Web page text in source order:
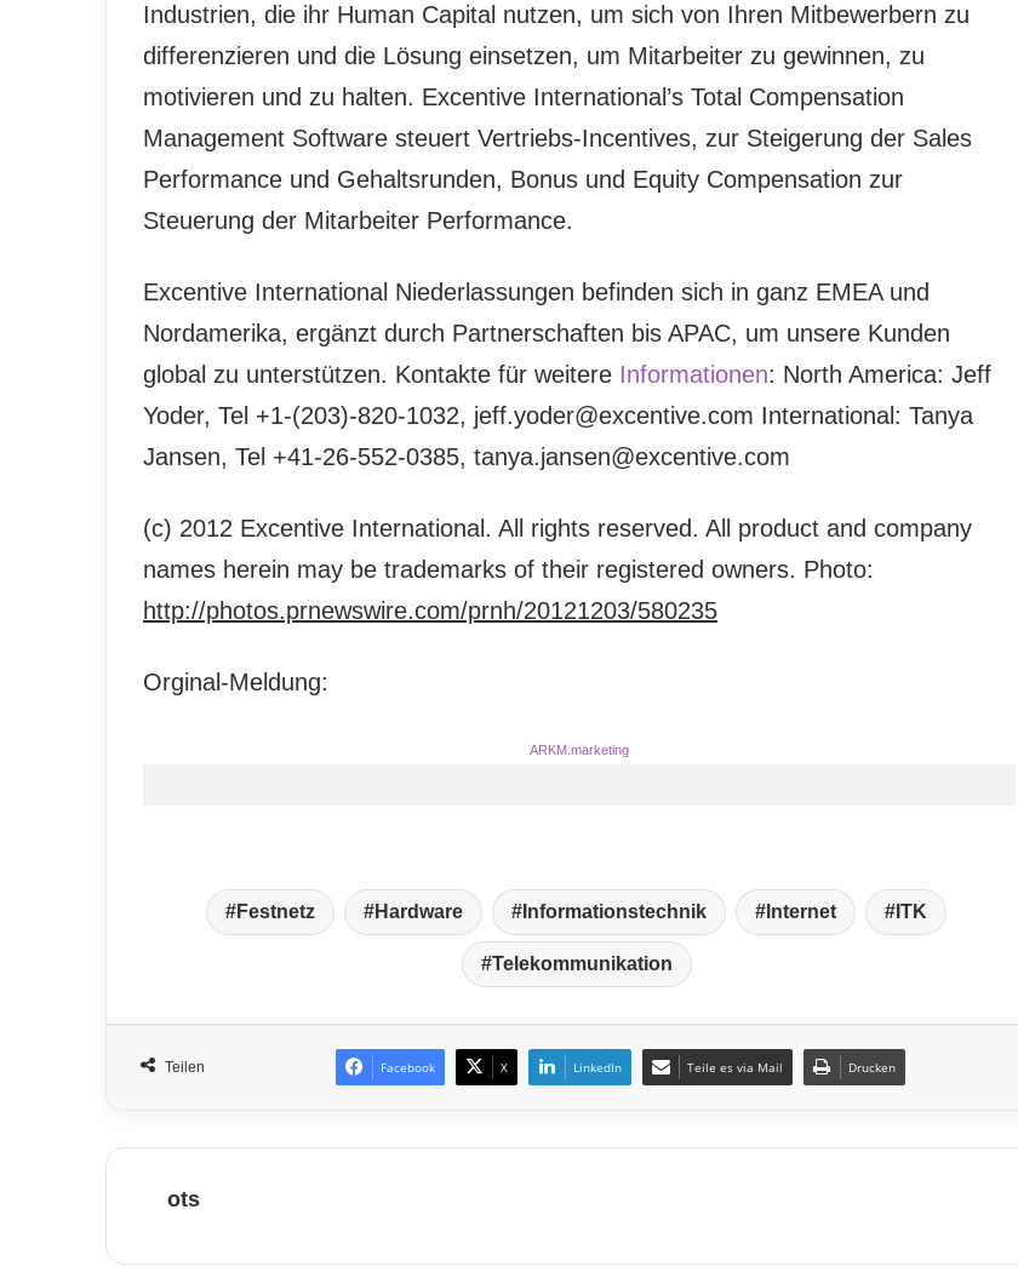
Industrien, die ihr Human Capital nutzen, um sich von Ihren Mitbewerbern zu
differenzieren und die Lösung einsetzen, um Mitarbeiter zu gewinnen, zu
motivieren und zu halten. Excentive International’s Total Compensation
Management Software steuert Vertriebs-Incentives, zur Steigerung der Sales
Performance und Gehaltsrunden, Bonus und Equity Compensation zur
Steuerung der Mitarbeiter Performance.
Excentive International Niederlassungen befinden sich in ganz EMEA und
Nordamerika, ergänzt durch Partnerschaften bis APAC, um unsere Kunden
global zu unterstützen. Kontakte für weitere Informationen: North America: Jeff
Yoder, Tel +1-(203)-820-1032, jeff.yoder@excentive.com International: Tanya
Jansen, Tel +41-26-552-0385, tanya.jansen@excentive.com
(c) 2012 Excentive International. All rights reserved. All product and company
names herein may be trademarks of their registered owners. Photo:
http://photos.prnewswire.com/prnh/20121203/580235
Orginal-Meldung:
ARKM.marketing
Festnetz Hardware Informationstechnik Internet ITK
Telekommunikation
Teilen Facebook X LinkedIn Teile es via Mail Drucken
ots